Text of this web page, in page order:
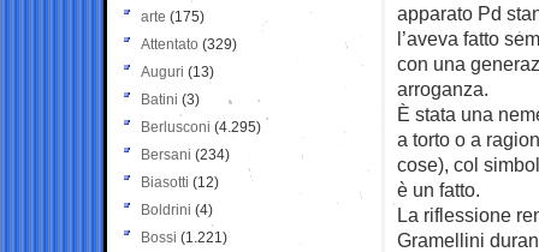
apparato Pd
l’aveva fatto
con una
arroganza.
È stata una
a torto o a
cose), col
è un fatto.
La riflessione
Gramellini
arte (175)
Attentato (329)
Auguri (13)
Batini (3)
Berlusconi (4.295)
Bersani (234)
Biasotti (12)
Boldrini (4)
Bossi (1.221)